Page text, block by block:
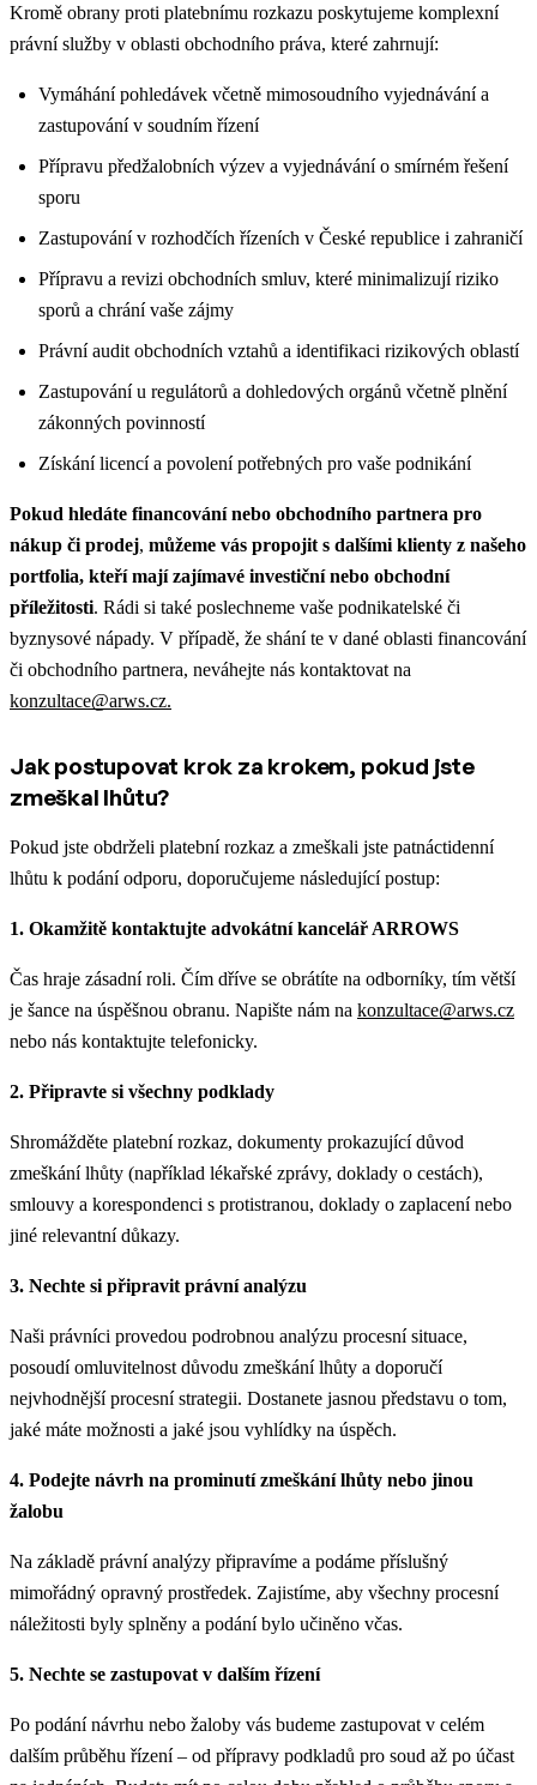
Kromě obrany proti platebnímu rozkazu poskytujeme komplexní
právní služby v oblasti obchodního práva, které zahrnují:
Vymáhání pohledávek včetně mimosoudního vyjednávání a
zastupování v soudním řízení
Přípravu předžalobních výzev a vyjednávání o smírném řešení
sporu
Zastupování v rozhodčích řízeních v České republice i zahraničí
Přípravu a revizi obchodních smluv, které minimalizují riziko
sporů a chrání vaše zájmy
Právní audit obchodních vztahů a identifikaci rizikových oblastí
Zastupování u regulátorů a dohledových orgánů včetně plnění
zákonných povinností
Získání licencí a povolení potřebných pro vaše podnikání
Pokud hledáte financování nebo obchodního partnera pro
nákup či prodej, můžeme vás propojit s dalšími klienty z našeho
portfolia, kteří mají zajímavé investiční nebo obchodní
příležitosti. Rádi si také poslechneme vaše podnikatelské či
byznysové nápady. V případě, že shání te v dané oblasti financování
či obchodního partnera, neváhejte nás kontaktovat na
konzultace@arws.cz.
Jak postupovat krok za krokem, pokud jste
zmeškal lhůtu?
Pokud jste obdrželi platební rozkaz a zmeškali jste patnáctidenní
lhůtu k podání odporu, doporučujeme následující postup:
1. Okamžitě kontaktujte advokátní kancelář ARROWS
Čas hraje zásadní roli. Čím dříve se obrátíte na odborníky, tím větší
je šance na úspěšnou obranu. Napište nám na konzultace@arws.cz
nebo nás kontaktujte telefonicky.
2. Připravte si všechny podklady
Shromážděte platební rozkaz, dokumenty prokazující důvod
zmeškání lhůty (například lékařské zprávy, doklady o cestách),
smlouvy a korespondenci s protistranou, doklady o zaplacení nebo
jiné relevantní důkazy.
3. Nechte si připravit právní analýzu
Naši právníci provedou podrobnou analýzu procesní situace,
posoudí omluvitelnost důvodu zmeškání lhůty a doporučí
nejvhodnější procesní strategii. Dostanete jasnou představu o tom,
jaké máte možnosti a jaké jsou vyhlídky na úspěch.
4. Podejte návrh na prominutí zmeškání lhůty nebo jinou
žalobu
Na základě právní analýzy připravíme a podáme příslušný
mimořádný opravný prostředek. Zajistíme, aby všechny procesní
náležitosti byly splněny a podání bylo učiněno včas.
5. Nechte se zastupovat v dalším řízení
Po podání návrhu nebo žaloby vás budeme zastupovat v celém
dalším průběhu řízení – od přípravy podkladů pro soud až po účast